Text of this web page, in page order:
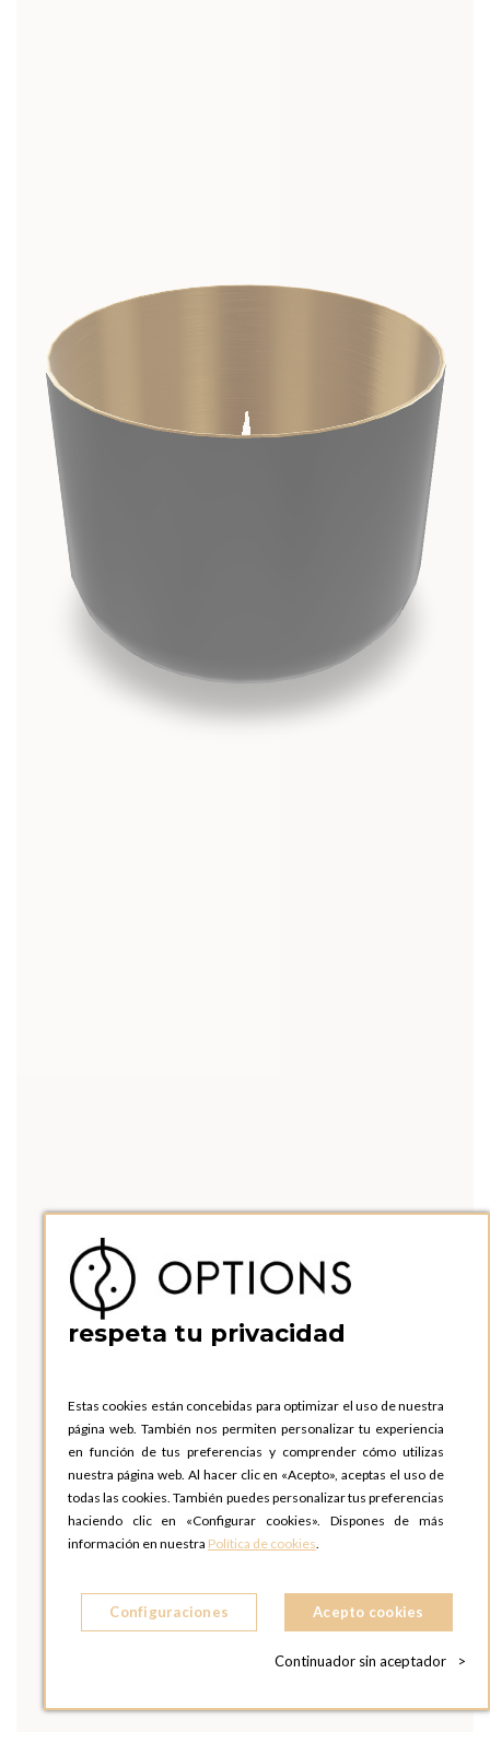
respeta tu privacidad
Estas cookies están concebidas para optimizar el uso de nuestra
página web. También nos permiten personalizar tu experiencia
en función de tus preferencias y comprender cómo utilizas
nuestra página web. Al hacer clic en «Acepto», aceptas el uso de
todas las cookies. También puedes personalizar tus preferencias
haciendo clic en «Configurar cookies». Dispones de más
información en nuestra Política de cookies.
Configuraciones Acepto cookies
Continuador sin aceptador >